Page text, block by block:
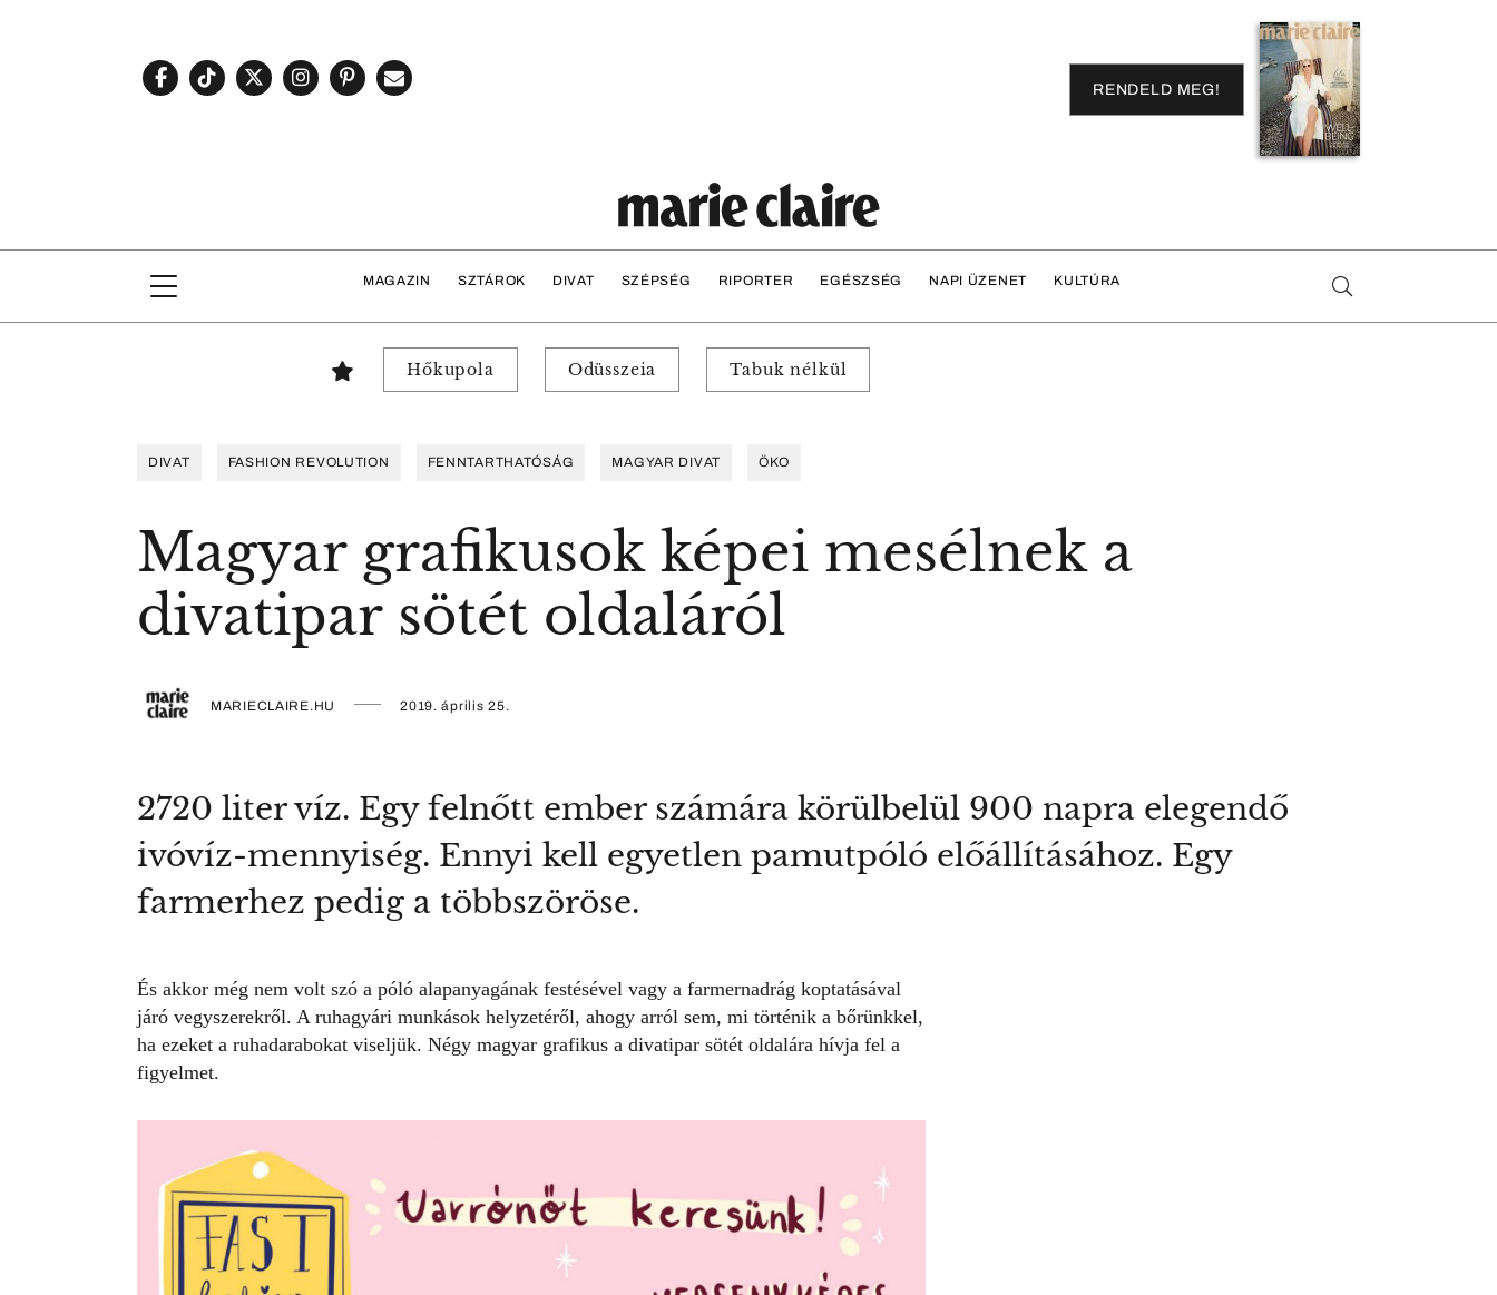
RENDELD MEG!
MAGAZIN SZTÁROK DIVAT SZÉPSÉG RIPORTER EGÉSZSÉG NAPI ÜZENET KULTÚRA
Hőkupola Odüsszeia Tabuk nélkül
DIVAT FASHION REVOLUTION FENNTARTHATÓSÁG MAGYAR DIVAT ÖKO
Magyar grafikusok képei mesélnek a
divatipar sötét oldaláról
MARIECLAIRE.HU 2019. április 25.
2720 liter víz. Egy felnőtt ember számára körülbelül 900 napra elegendő
ivóvíz-mennyiség. Ennyi kell egyetlen pamutpóló előállításához. Egy
farmerhez pedig a többszöröse.
És akkor még nem volt szó a póló alapanyagának festésével vagy a farmernadrág koptatásával
járó vegyszerekről. A ruhagyári munkások helyzetéről, ahogy arról sem, mi történik a bőrünkkel,
ha ezeket a ruhadarabokat viseljük. Négy magyar grafikus a divatipar sötét oldalára hívja fel a
figyelmet.